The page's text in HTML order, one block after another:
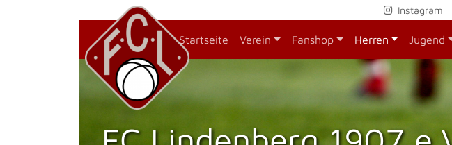
Instagram
Startseite Verein Fanshop Herren Jugend